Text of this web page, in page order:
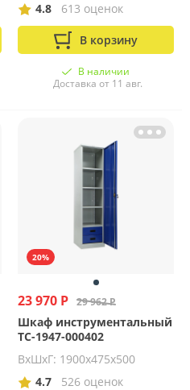
4.8
613 оценок
В корзину
В наличии
Доставка от 11 авг.
20%
23 970 Р 29 962 Р
Шкаф инструментальный
TC-1947-000402
ВхШхГ: 1900х475х500
4.7
526 оценок